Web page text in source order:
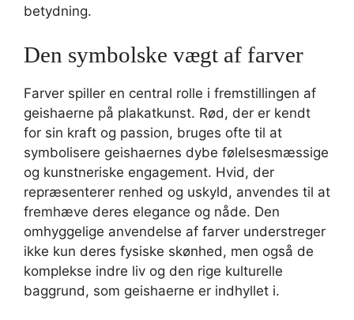
betydning.
Den symbolske vægt af farver
Farver spiller en central rolle i fremstillingen af
geishaerne på plakatkunst. Rød, der er kendt
for sin kraft og passion, bruges ofte til at
symbolisere geishaernes dybe følelsesmæssige
og kunstneriske engagement. Hvid, der
repræsenterer renhed og uskyld, anvendes til at
fremhæve deres elegance og nåde. Den
omhyggelige anvendelse af farver understreger
ikke kun deres fysiske skønhed, men også de
komplekse indre liv og den rige kulturelle
baggrund, som geishaerne er indhyllet i.